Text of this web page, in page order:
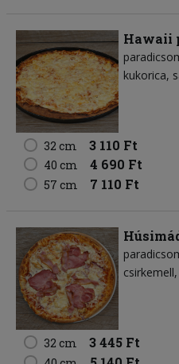
Hawaii
kukorica
32 cm 3 110 Ft
40 cm 4 690 Ft
57 cm 7 110 Ft
csirkemell
32 cm 3 445 Ft